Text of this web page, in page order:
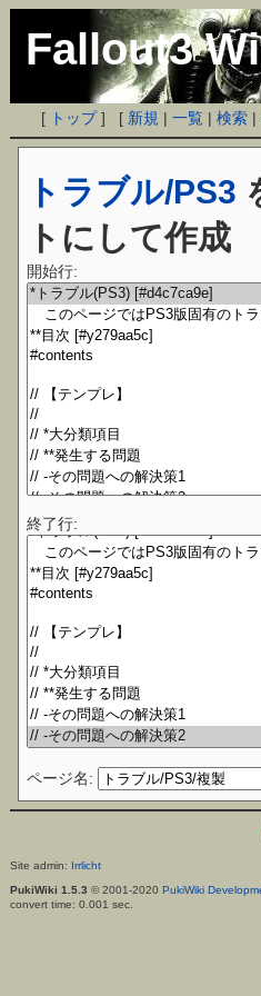
Fallout3
[ トップ] [ 新規 |一覧 |検索 |
トラブル/PS3
トにして作成
開始行:
終了行:
ページ名:
Site admin: Irrlicht
PukiWiki 1.5.3 © 2001-2020 PukiWiki
convert time: 0.001 sec.